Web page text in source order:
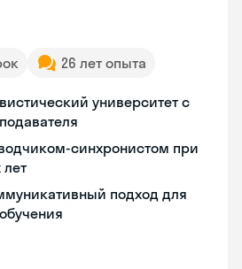
26 лет опыта
университет с
синхронистом при
лет
подход для